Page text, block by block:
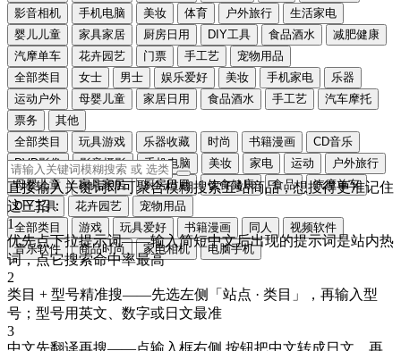
影音相机
手机电脑 美妆 体育 户外旅行
生活家电
婴儿儿童
家具家居 厨房日用 DIY工具 食品酒水
减肥健康
汽摩单车
花卉园艺 门票 手工艺
宠物用品
全部类目
女士 男士 娱乐爱好 美妆 手机家电
乐器
运动户外
母婴儿童 家居日用 食品酒水 手工艺
汽车摩托
票务
其他
全部类目
玩具游戏 乐器收藏 时尚 书籍漫画
CD音乐
DVD影像
影音摄影 手机电脑 美妆 家电 运动
户外旅行
母婴儿童
家具家居 厨房日用 饮食健康 食品
汽摩单车
DIY工具
花卉园艺
宠物用品
全部类目
游戏 玩具爱好 书籍漫画 同人
视频软件
音乐软件
商品时尚 家电相机 电脑手机
直接输入关键词即可聚合模糊搜索五站商品，想搜得更准记住
这三招：
1
优先点下拉提示词——输入简短中文后出现的提示词是站内热
词，点它搜索命中率最高
2
类目 + 型号精准搜——先选左侧「站点 · 类目」，再输入型
号；型号用英文、数字或日文最准
3
中文先翻译再搜——点输入框右侧 按钮把中文转成日文 ，再